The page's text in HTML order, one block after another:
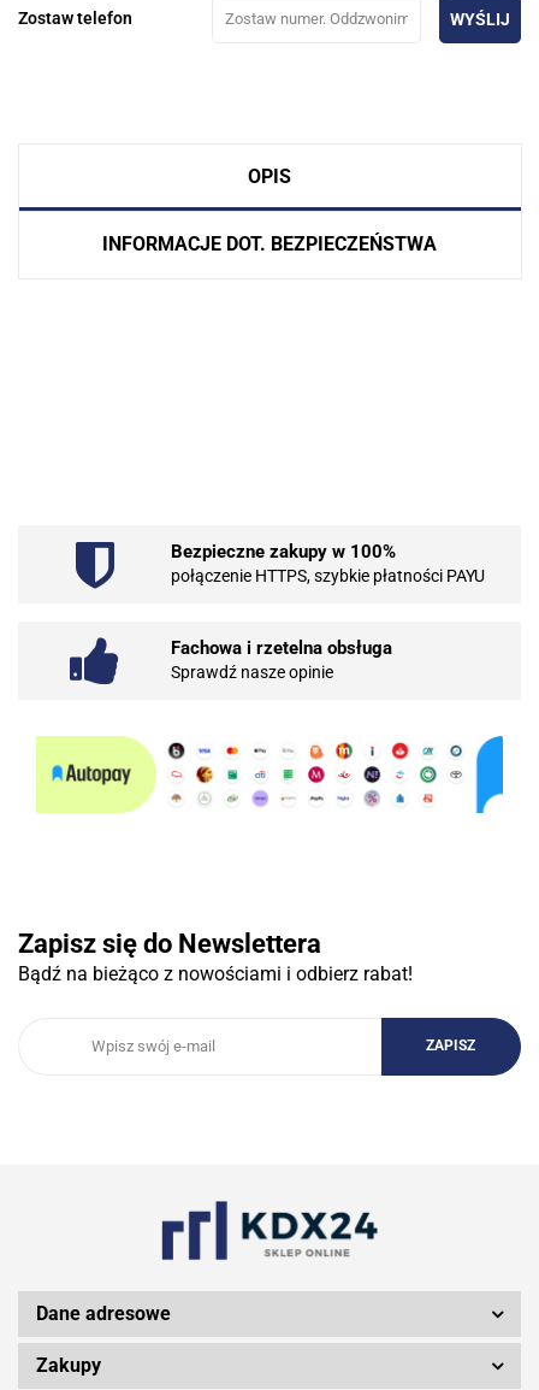
Zostaw telefon WYŚLIJ
OPIS
INFORMACJE DOT. BEZPIECZEŃSTWA
101 INC
3Doodler
Bezpieczne zakupy w 100%
połączenie HTTPS, szybkie płatności PAYU
Fachowa i rzetelna obsługa
Sprawdź nasze opinie
Zapisz się do Newslettera
Bądź na bieżąco z nowościami i odbierz rabat!
Dane adresowe
Zakupy